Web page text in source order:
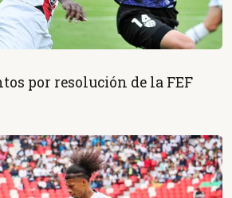
por resolución de la FEF